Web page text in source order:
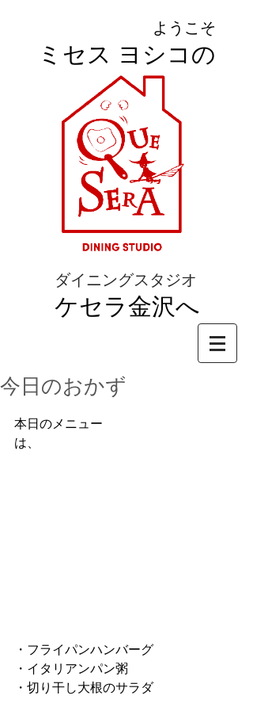
ようこそ
ミセス ヨシコの
ダイニングスタジオ
ケセラ金沢へ
今日のおかず
本日のメニュー
は、
・フライパンハンバーグ
・イタリアンパン粥
・切り干し大根のサラダ